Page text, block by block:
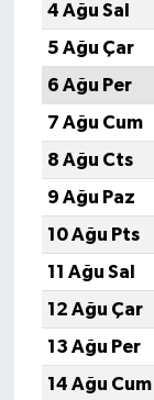
4 Ağu Sal
5 Ağu Çar
6 Ağu Per
7 Ağu Cum
8 Ağu Cts
9 Ağu Paz
10 Ağu Pts
11 Ağu Sal
12 Ağu Çar
13 Ağu Per
14 Ağu Cum